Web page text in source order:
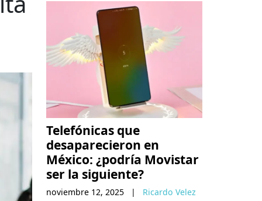
Telefónicas que
desaparecieron en
México: ¿podría Movistar
ser la siguiente?
noviembre 12, 2025 | Ricardo Velez